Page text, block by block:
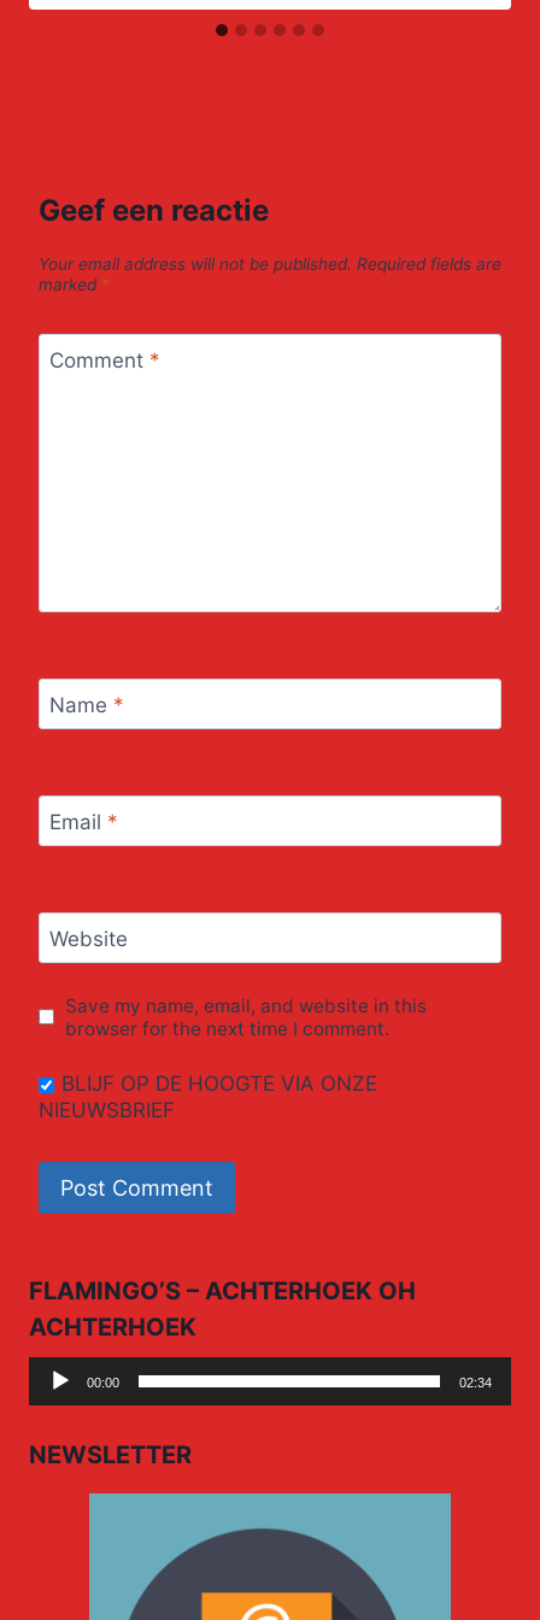
Geef een reactie
Your email address will not be published. Required fields are
marked *
Comment *
Name *
Email *
Website
Save my name, email, and website in this
browser for the next time I comment.
BLIJF OP DE HOOGTE VIA ONZE
NIEUWSBRIEF
FLAMINGO’S – ACHTERHOEK OH
ACHTERHOEK
Audio
Player
00:00 02:34
NEWSLETTER